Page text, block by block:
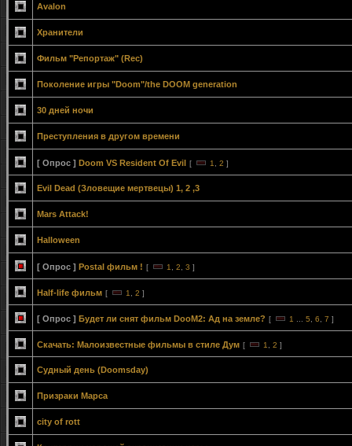
Avalon
Хранители
Фильм "Репортаж" (Rec)
Поколение игры "Doom"/the DOOM generation
30 дней ночи
Преступления в другом времени
[ Опрос ] Doom VS Resident Of Evil [ 1 2 ]
Evil Dead (Зловещие мертвецы) 1, 2 ,3
Mars Attack!
Halloween
[ Опрос ] Postal фильм ! [ 1 2 3 ]
Half-life фильм [ 1 2 ]
[ Опрос ] Будет ли снят фильм DooM2: Ад на земле? [ 1 5 6 7 ]
Скачать: Малоизвестные фильмы в стиле Дум [ 1 2 ]
Судный день (Doomsday)
Призраки Марса
city of rott